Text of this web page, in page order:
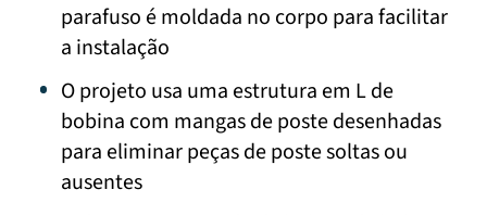
parafuso é moldada no corpo para facilitar
a instalação
O projeto usa uma estrutura em L de
bobina com mangas de poste desenhadas
para eliminar peças de poste soltas ou
ausentes